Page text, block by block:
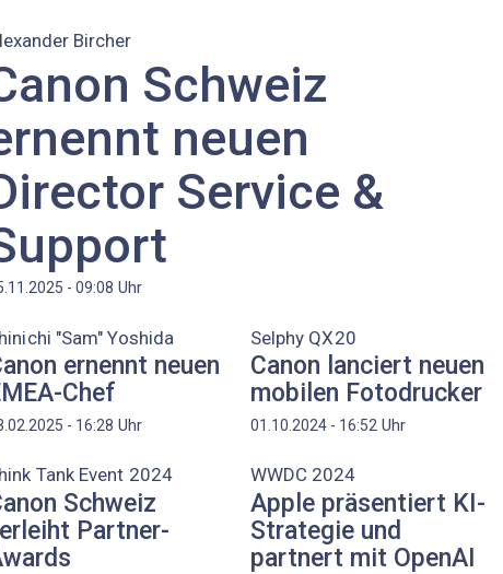
Bircher
Schweiz
neuen
Service &
- 09:08 Uhr
"Sam" Yoshida
ernennt neuen
Chef
- 16:28 Uhr
Selphy QX20
Canon lanciert neuen
mobilen Fotodrucker
01.10.2024 - 16:52Uhr
Tank Event 2024
Schweiz
Partner-
WWDC 2024
Apple präsentiert KI-
Strategie und
partnert mit OpenAI